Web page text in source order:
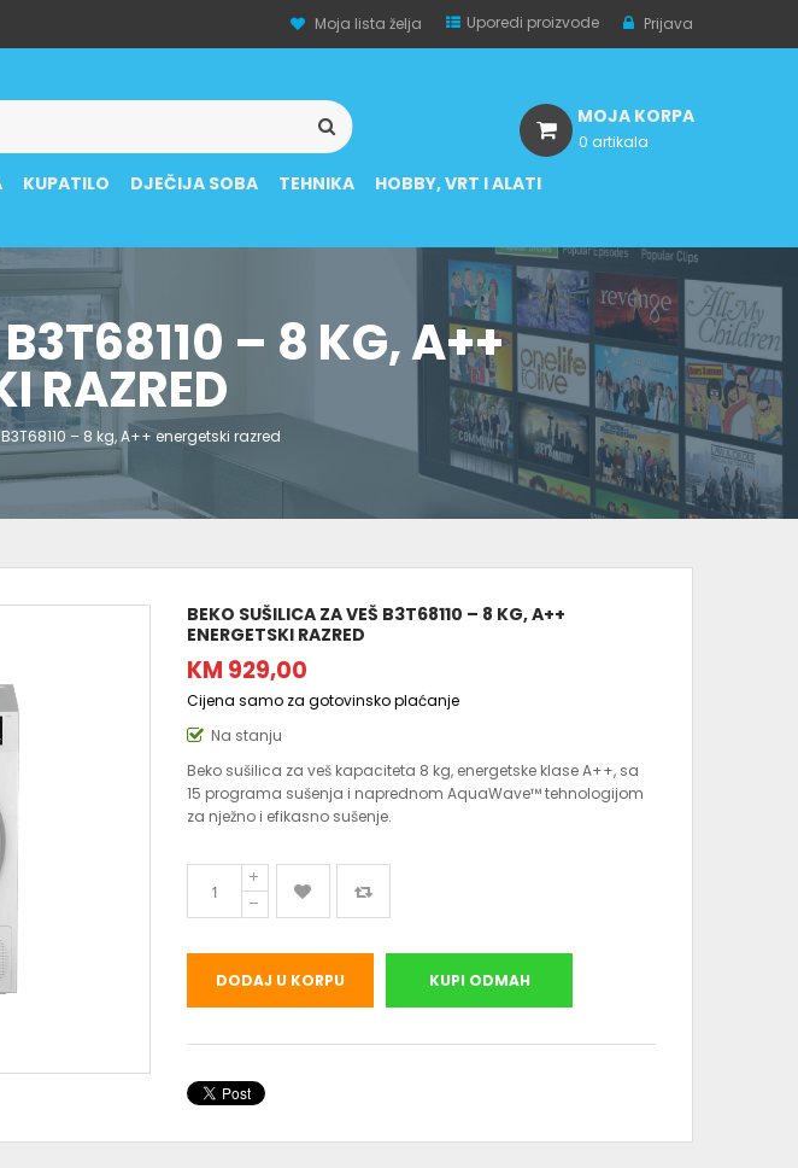
Moja lista želja Uporedi proizvode Prijava
KUPATILO DJEČIJA SOBA TEHNIKA HOBBY, VRT I ALATI
MOJA KORPA
0 artikala
– 8 KG, A++
RAZRED
– 8 kg, A++ energetski razred
BEKO SUŠILICA ZA VEŠ B3T68110 – 8 KG, A++
ENERGETSKI RAZRED
KM 929,00
Cijena samo za gotovinsko plaćanje
Na stanju
Beko sušilica za veš kapaciteta 8 kg, energetske klase A++, sa
15 programa sušenja i naprednom AquaWave™ tehnologijom
za nježno i efikasno sušenje.
DODAJ U KORPU KUPI ODMAH